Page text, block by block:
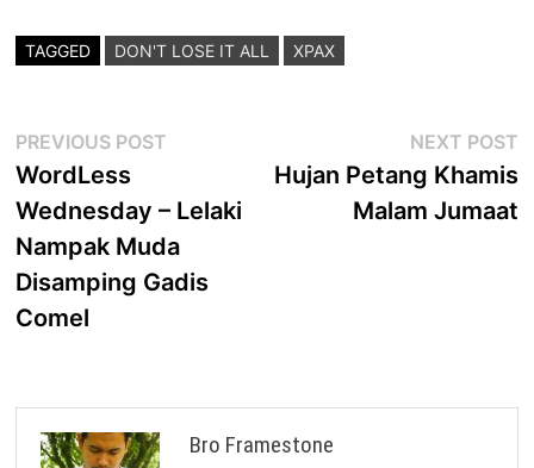
TAGGED DON'T LOSE IT ALL XPAX
Post
navigation
PREVIOUS POST
WordLess
Wednesday – Lelaki
Nampak Muda
Disamping Gadis
Comel
NEXT POST
Hujan Petang Khamis
Malam Jumaat
Bro Framestone